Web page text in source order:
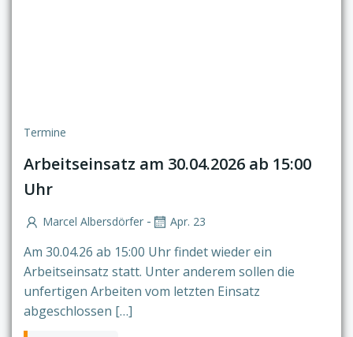
Termine
Arbeitseinsatz am 30.04.2026 ab 15:00
Uhr
Marcel Albersdörfer - Apr. 23
Am 30.04.26 ab 15:00 Uhr findet wieder ein
Arbeitseinsatz statt. Unter anderem sollen die
unfertigen Arbeiten vom letzten Einsatz
abgeschlossen […]